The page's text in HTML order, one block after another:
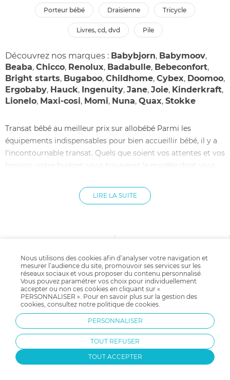
porteur bébé draisienne tricycle
livres, cd, dvd pile
Découvrez nos marques : Babybjorn, Babymoov,
Beaba, Chicco, Renolux, Badabulle, Bebeconfort,
Bright starts, Bugaboo, Childhome, Cybex, Doomoo,
Ergobaby, Hauck, Ingenuity, Jane, Joie, Kinderkraft,
Lionelo, Maxi-cosi, Momi, Nuna, Quax, Stokke
Transat bébé au meilleur prix sur allobébé Parmi les
équipements indispensables pour bien accueillir bébé, il y a
l'incontournable transat. Quels que soient vos attentes et vos
besoins, votre budget, vous trouverez le modèle dont vous
Pourquoi opter pour un transat bébé ?
souhaitent le garder près d'eux. Il y sera installé bien
confortablement grâce à une forme ergonomique et des
matériaux doux. Moins encombrant, moins lourd, et plus
facile à transporter qu'un lit pliant, le transat sera parfait
pour une sieste improvisée ou un moment de jeux en toute
sécurité pendant et ce durant les premiers mois de bébé.
Rassurant pour les petits et sécurisant pour les parents, le
transat sera idéal pour garder bébé tout près de soi, partout
et en toute circonstance.
LIRE LA SUITE
Livraison gratuite
dès 59.9€ d'achat
Payer en plusieurs fois
avec Klarna
Dès 35 € d'achats
Nous utilisons des cookies afin d’analyser votre navigation et
mesurer l’audience du site, promouvoir ses services sur les
réseaux sociaux et vous proposer du contenu personnalisé.
Vous pouvez paramétrer vos choix pour individuellement
accepter ou non ces cookies en cliquant sur «
PERSONNALISER ». Pour en savoir plus sur la gestion des
cookies, consultez notre politique de cookies.
PERSONNALISER
TOUT REFUSER
TOUT ACCEPTER